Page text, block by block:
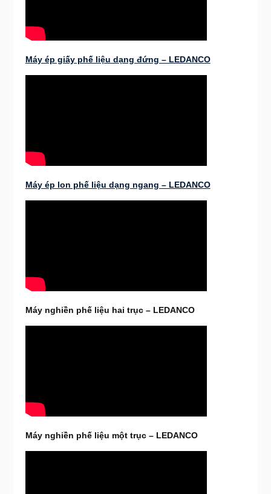
Máy ép giấy phế liệu dạng đứng – LEDANCO
Máy ép lon phế liệu dạng ngang – LEDANCO
Máy nghiền phế liệu hai trục – LEDANCO
Máy nghiền phế liệu một trục – LEDANCO